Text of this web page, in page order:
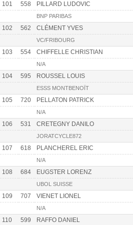
101 558 PILLARD LUDOVIC
BNP PARIBAS
102 562 CLÉMENT YVES
VC/FRIBOURG
103 554 CHIFFELLE CHRISTIAN
N/A
104 595 ROUSSEL LOUIS
ESSS MONTBENOÏT
105 720 PELLATON PATRICK
N/A
106 531 CRETEGNY DANILO
JORATCYCLE872
107 618 PLANCHEREL ERIC
N/A
108 684 EUGSTER LORENZ
UBOL SUISSE
109 707 VIENET LIONEL
N/A
110 599 RAFFO DANIEL